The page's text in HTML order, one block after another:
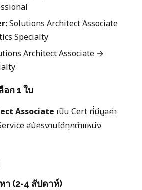
Solutions Architect Associate
Specialty
Architect Associate →
อก 1 ใบ
Associate เป็น Cert ที่มีมูลค่า
สมัครงานได้ทุกตำแหน่ง
า (2-4 สัปดาห์)